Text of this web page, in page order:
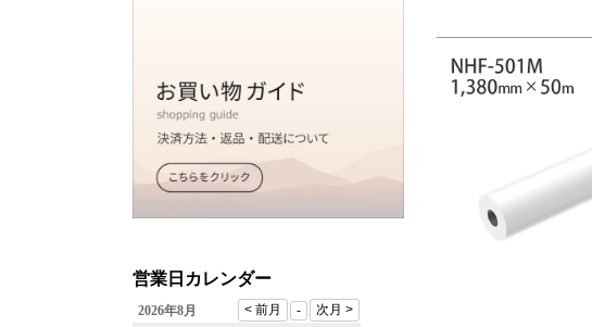
営業日カレンダー
2026年8月